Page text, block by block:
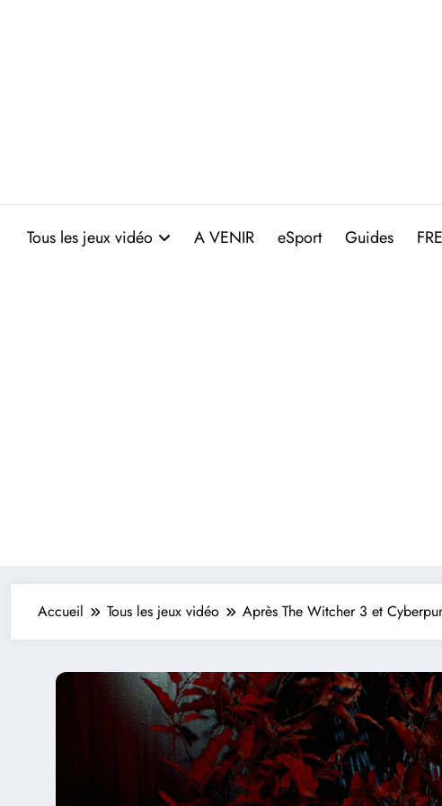
Tous les jeux vidéo A VENIR eSport Guides
Accueil Tous les jeux vidéo Après The Witcher 3 et